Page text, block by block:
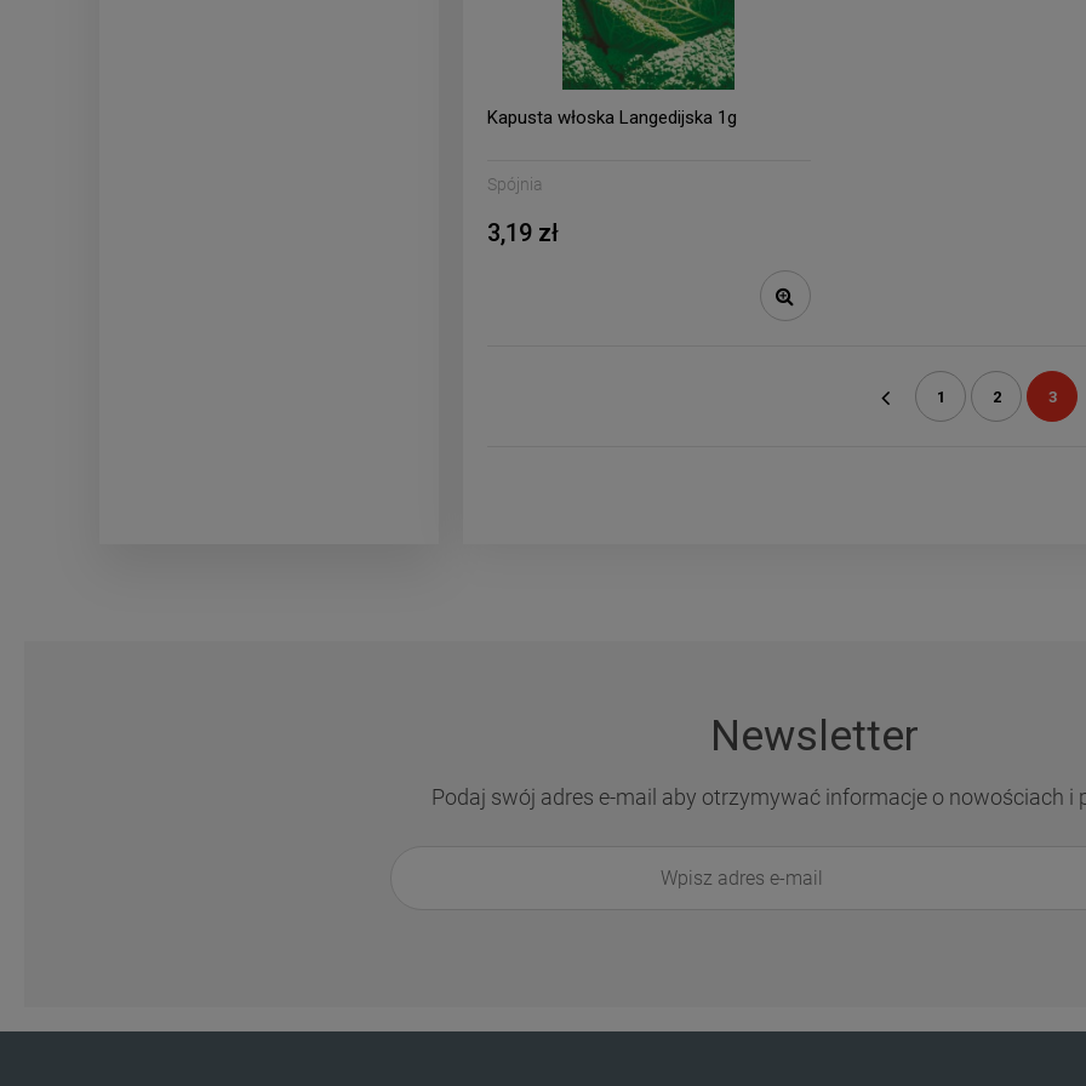
Kapusta włoska Langedijska 1g
Spójnia
3,19 zł
1 2 3
Newsletter
Podaj swój adres e-mail aby otrzymywać informacje o nowościach i